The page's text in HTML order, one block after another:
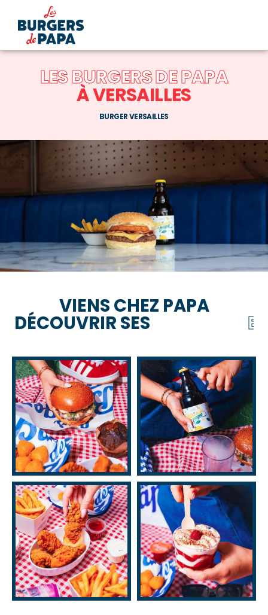
LES BURGERS DE PAPA
À VERSAILLES
BURGER VERSAILLES
VIENS CHEZ PAPA
DÉCOUVRIR SES B